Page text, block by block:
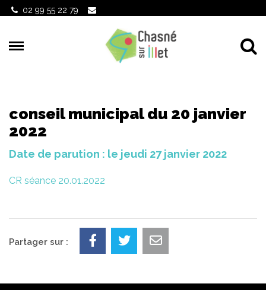
Gestion des traceurs
02 99 55 22 79
conseil municipal du 20 janvier
2022
Date de parution : le jeudi 27 janvier 2022
CR séance 20.01.2022
Partager sur :